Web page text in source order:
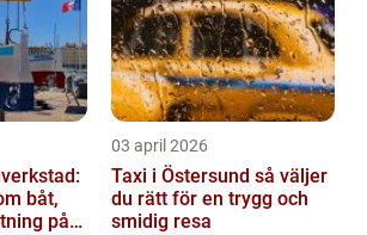
båt,
på
03 april 2026
Taxi i Östersund så väljer
du rätt för en trygg och
smidig resa